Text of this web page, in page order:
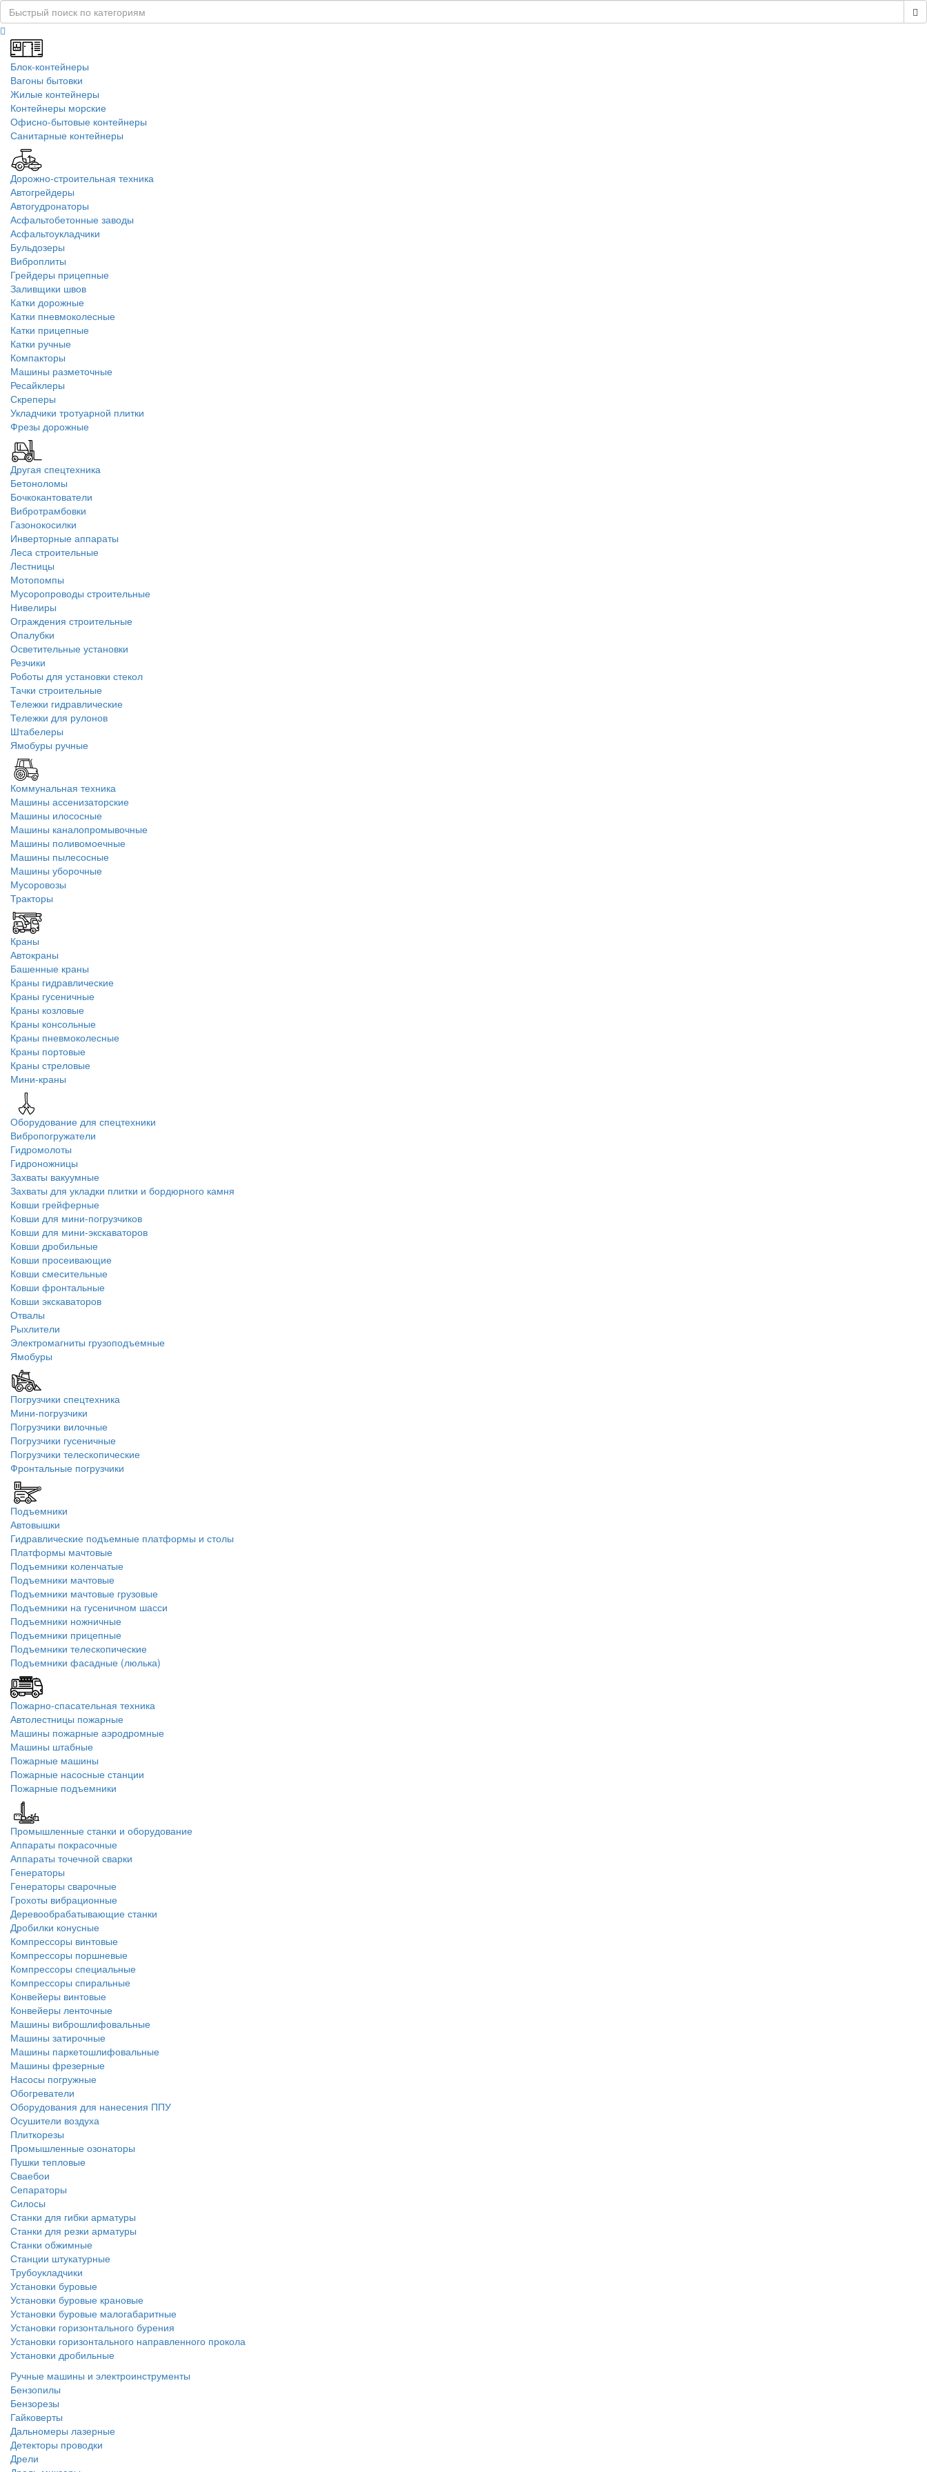
Блок-контейнеры
Вагоны бытовки
Жилые контейнеры
Контейнеры морские
Офисно-бытовые контейнеры
Санитарные контейнеры
Дорожно-строительная техника
Автогрейдеры
Автогудронаторы
Асфальтобетонные заводы
Асфальтоукладчики
Бульдозеры
Виброплиты
Грейдеры прицепные
Заливщики швов
Катки дорожные
Катки пневмоколесные
Катки прицепные
Катки ручные
Компакторы
Машины разметочные
Ресайклеры
Скреперы
Укладчики тротуарной плитки
Фрезы дорожные
Другая спецтехника
Бетоноломы
Бочкокантователи
Вибротрамбовки
Газонокосилки
Инверторные аппараты
Леса строительные
Лестницы
Мотопомпы
Мусоропроводы строительные
Нивелиры
Ограждения строительные
Опалубки
Осветительные установки
Резчики
Роботы для установки стекол
Тачки строительные
Тележки гидравлические
Тележки для рулонов
Штабелеры
Ямобуры ручные
Коммунальная техника
Машины ассенизаторские
Машины илососные
Машины каналопромывочные
Машины поливомоечные
Машины пылесосные
Машины уборочные
Мусоровозы
Тракторы
Краны
Автокраны
Башенные краны
Краны гидравлические
Краны гусеничные
Краны козловые
Краны консольные
Краны пневмоколесные
Краны портовые
Краны стреловые
Мини-краны
Оборудование для спецтехники
Вибропогружатели
Гидромолоты
Гидроножницы
Захваты вакуумные
Захваты для укладки плитки и бордюрного камня
Ковши грейферные
Ковши для мини-погрузчиков
Ковши для мини-экскаваторов
Ковши дробильные
Ковши просеивающие
Ковши смесительные
Ковши фронтальные
Ковши экскаваторов
Отвалы
Рыхлители
Электромагниты грузоподъемные
Ямобуры
Погрузчики спецтехника
Мини-погрузчики
Погрузчики вилочные
Погрузчики гусеничные
Погрузчики телескопические
Фронтальные погрузчики
Подъемники
Автовышки
Гидравлические подъемные платформы и столы
Платформы мачтовые
Подъемники коленчатые
Подъемники мачтовые
Подъемники мачтовые грузовые
Подъемники на гусеничном шасси
Подъемники ножничные
Подъемники прицепные
Подъемники телескопические
Подъемники фасадные (люлька)
Пожарно-спасательная техника
Автолестницы пожарные
Машины пожарные аэродромные
Машины штабные
Пожарные машины
Пожарные насосные станции
Пожарные подъемники
Промышленные станки и оборудование
Аппараты покрасочные
Аппараты точечной сварки
Генераторы
Генераторы сварочные
Грохоты вибрационные
Деревообрабатывающие станки
Дробилки конусные
Компрессоры винтовые
Компрессоры поршневые
Компрессоры специальные
Компрессоры спиральные
Конвейеры винтовые
Конвейеры ленточные
Машины виброшлифовальные
Машины затирочные
Машины паркетошлифовальные
Машины фрезерные
Насосы погружные
Обогреватели
Оборудования для нанесения ППУ
Осушители воздуха
Плиткорезы
Промышленные озонаторы
Пушки тепловые
Сваебои
Сепараторы
Силосы
Станки для гибки арматуры
Станки для резки арматуры
Станки обжимные
Станции штукатурные
Трубоукладчики
Установки буровые
Установки буровые крановые
Установки буровые малогабаритные
Установки горизонтального бурения
Установки горизонтального направленного прокола
Установки дробильные
Ручные машины и электроинструменты
Бензопилы
Бензорезы
Гайковерты
Дальномеры лазерные
Детекторы проводки
Дрели